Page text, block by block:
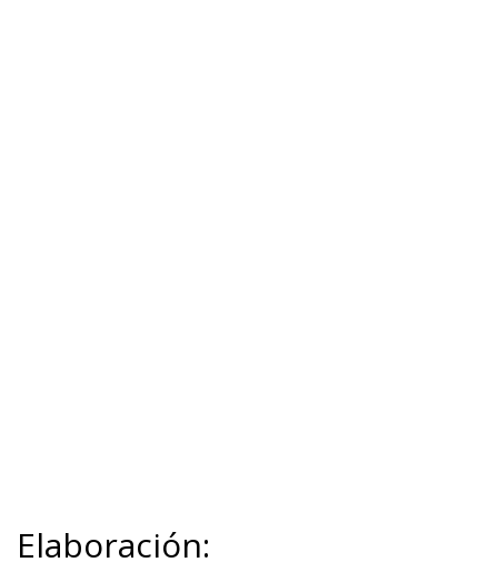
Elaboración: